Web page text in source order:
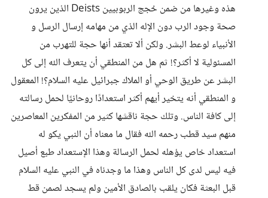
هذه وغيرها من ضمن حُجج الربوبيين Deists الذين يرون
صحة وجود الرب دون الإله الذي من مهامه إرسال الرسل و
الأنبياء لوعط البشر. ولكن ألا تعتقد أنها حجة للتهرب من
المسئولية لا أكثر؟! ثم هل من المنطقي أن يتعرف الله إلى كل
البشر عن طريق الوحي أو الملاك جبرائيل عليه السلام؟! المعقول
و المنطقي أنه يتخير أيهم أكثر استعدادًا روحانيًا لحمل رسالته
إلى كافة الناس. وتلك حجة ناقشها كثير من المفكرين المعاصرين
منهم سيد قطب رحمه الله فقال ما معناه أن النبي يكو له
استعداد خاص يؤهله لحمل الرسالة وهذا الإستعداد طبع أصيل
فيه ليس لدى كل الناس وهذا ما وجدناه في النبي عليه السلام
قبل البعثة فكان يلقب بالصادق الأمين ولم يسجد لصمن قط